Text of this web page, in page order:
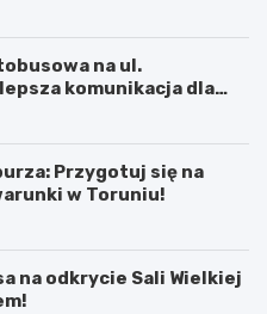
na ul.
komunikacja dla
Przygotuj się na
w Toruniu!
na odkrycie Sali Wielkiej